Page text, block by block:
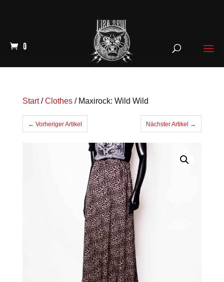
0
Start/Clothes/ Maxirock: Wild Wild
← Vorheriger Artikel Nächster Artikel →